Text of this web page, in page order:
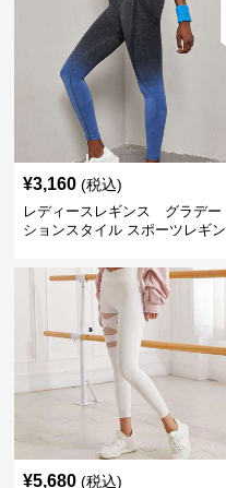
¥3,160 (税込)
レディースレギンス グラデー
ションスタイル スポーツレギン
¥5,680 (税込)